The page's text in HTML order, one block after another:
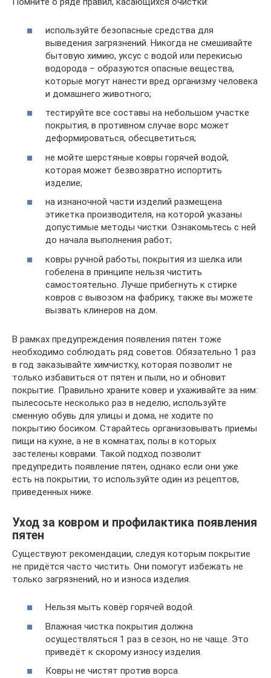
используйте безопасные средства для
выведения загрязнений. Никогда не смешивайте
бытовую химию, уксус с водой или перекисью
водорода – образуются опасные вещества,
которые могут нанести вред организму человека
и домашнего животного;
тестируйте все составы на небольшом участке
покрытия, в противном случае ворс может
деформироваться, обесцветиться;
не мойте шерстяные ковры горячей водой,
которая может безвозвратно испортить
изделие;
на изнаночной части изделий размещена
этикетка производителя, на которой указаны
допустимые методы чистки. Ознакомьтесь с ней
до начала выполнения работ;
ковры ручной работы, покрытия из шелка или
гобелена в принципе нельзя чистить
самостоятельно. Лучше прибегнуть к стирке
ковров с вывозом на фабрику, также вы можете
вызвать клинеров на дом.
В рамках предупреждения появления пятен тоже
необходимо соблюдать ряд советов. Обязательно 1 раз
в год заказывайте химчистку, которая позволит не
только избавиться от пятен и пыли, но и обновит
покрытие. Правильно храните ковер и ухаживайте за ним:
пылесосьте несколько раз в неделю, используйте
сменную обувь для улицы и дома, не ходите по
покрытию босиком. Старайтесь организовывать приемы
пищи на кухне, а не в комнатах, полы в которых
застелены коврами. Такой подход позволит
предупредить появление пятен, однако если они уже
есть на покрытии, то используйте один из рецептов,
приведенных ниже.
Уход за ковром и профилактика появления
пятен
Существуют рекомендации, следуя которым покрытие
не придётся часто чистить. Они помогут избежать не
только загрязнений, но и износа изделия.
Нельзя мыть ковёр горячей водой.
Влажная чистка покрытия должна
осуществляться 1 раз в сезон, но не чаще. Это
приведёт к скорому износу изделия.
Ковры не чистят против ворса.